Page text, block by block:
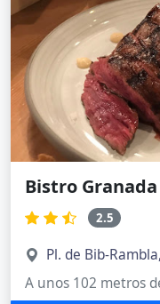
Bistro Granada
2.5
Pl. de Bib-
A unos 102 metros